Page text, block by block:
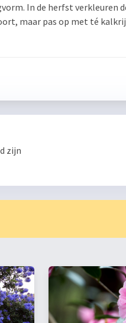
In de herfst verkleuren
maar pas op met té
zijn